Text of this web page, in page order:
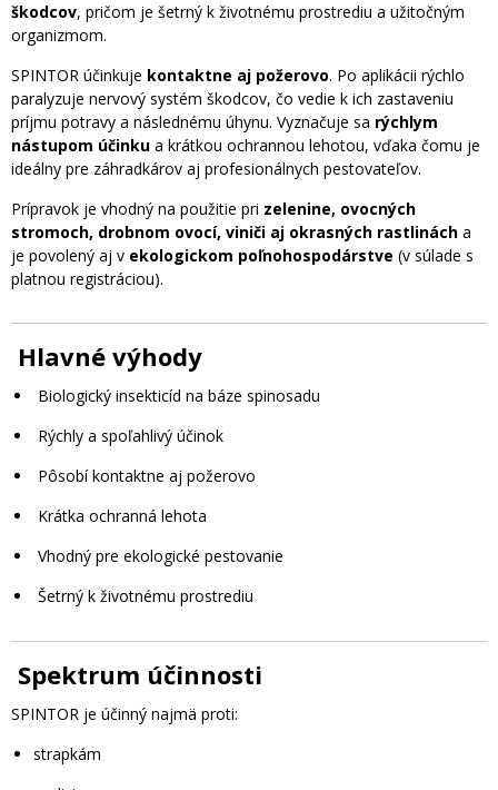
škodcov, pričom je šetrný k životnému prostrediu a užitočným
organizmom.
SPINTOR účinkuje kontaktne aj požerovo. Po aplikácii rýchlo
paralyzuje nervový systém škodcov, čo vedie k ich zastaveniu
príjmu potravy a následnému úhynu. Vyznačuje sa rýchlym
nástupom účinku a krátkou ochrannou lehotou, vďaka čomu je
ideálny pre záhradkárov aj profesionálnych pestovateľov.
Prípravok je vhodný na použitie pri zelenine, ovocných
stromoch, drobnom ovocí, viniči aj okrasných rastlinách a
je povolený aj v ekologickom poľnohospodárstve (v súlade s
platnou registráciou).
Hlavné výhody
Biologický insekticíd na báze spinosadu
Rýchly a spoľahlivý účinok
Pôsobí kontaktne aj požerovo
Krátka ochranná lehota
Vhodný pre ekologické pestovanie
Šetrný k životnému prostrediu
Spektrum účinnosti
SPINTOR je účinný najmä proti:
strapkám